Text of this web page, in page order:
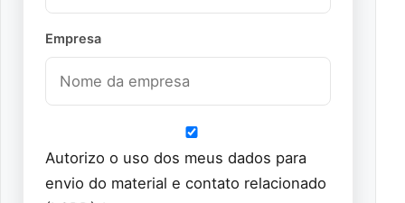
Empresa
Autorizo o uso dos meus dados para
envio do material e contato relacionado